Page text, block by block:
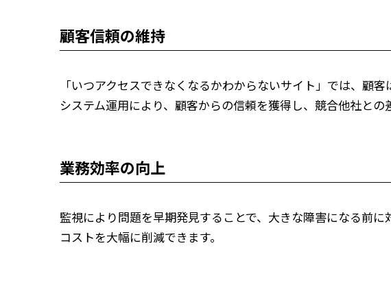
顧客信頼の維持
「いつアクセスできなくなるかわからないサイト」では、顧
システム運用により、顧客からの信頼を獲得し、競合他社との
業務効率の向上
監視により問題を早期発見することで、大きな障害になる前
コストを大幅に削減できます。